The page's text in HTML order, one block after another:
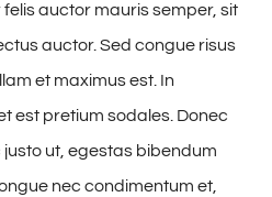
felis auctor mauris semper, sit
auctor. Sed congue risus
et maximus est. In
est pretium sodales. Donec
ut, egestas bibendum
nec condimentum et,